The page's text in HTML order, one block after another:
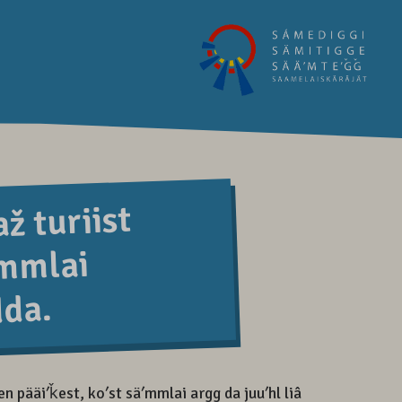
turiist
pääiʹǩest, koʹst säʹmmlai argg da juuʹhl liâ